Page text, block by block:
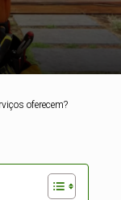
oferecem?